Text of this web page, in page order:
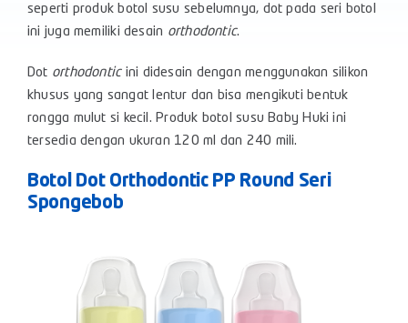
seperti produk botol susu sebelumnya, dot pada seri botol
ini juga memiliki desain orthodontic.
Dot orthodonticini didesain dengan menggunakan silikon
khusus yang sangat lentur dan bisa mengikuti bentuk
rongga mulut si kecil. Produk botol susu Baby Huki ini
tersedia dengan ukuran 120 ml dan 240 mili.
Botol Dot Orthodontic PP Round Seri
Spongebob